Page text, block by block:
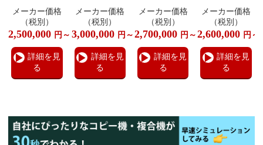
メーカー価格
（税別）
2,500,000 円～
詳細を見
る
メーカー価格
（税別）
3,000,000 円～
詳細を見
る
メーカー価格
（税別）
2,700,000 円～
詳細を見
る
メーカー価格
（税別）
2,600,000 円～
詳細を見
る